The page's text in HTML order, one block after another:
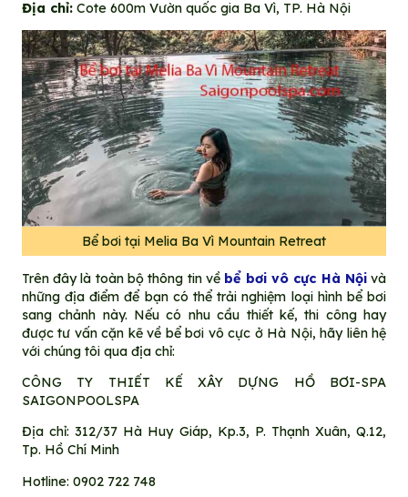
Địa chỉ:Cote 600m Vườn quốc gia Ba Vì, TP. Hà Nội
Bể bơi tại Melia Ba Vì Mountain Retreat
Trên đây là toàn bộ thông tin về bể bơi vô cực Hà Nộivà
những địa điểm để bạn có thể trải nghiệm loại hình bể bơi
sang chảnh này. Nếu có nhu cầu thiết kế, thi công hay
được tư vấn cặn kẽ về bể bơi vô cực ở Hà Nội, hãy liên hệ
với chúng tôi qua địa chỉ:
CÔNG TY THIẾT KẾ XÂY DỰNG HỒ BƠI-SPA
SAIGONPOOLSPA
Địa chỉ: 312/37 Hà Huy Giáp, Kp.3, P. Thạnh Xuân, Q.12,
Tp. Hồ Chí Minh
Hotline: 0902 722 748